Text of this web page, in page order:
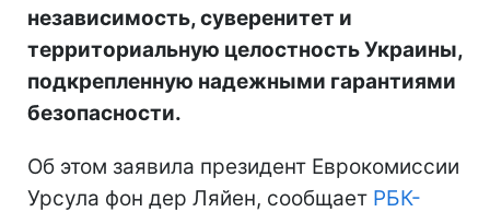
независимость, суверенитет и
территориальную целостность Украины,
подкрепленную надежными гарантиями
безопасности.
Об этом заявила президент Еврокомиссии
Урсула фон дер Ляйен, сообщает РБК-